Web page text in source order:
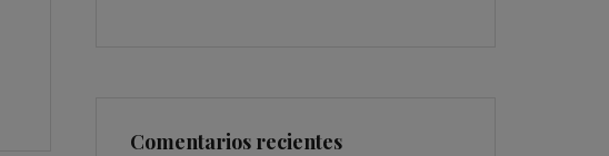
Comentarios recientes